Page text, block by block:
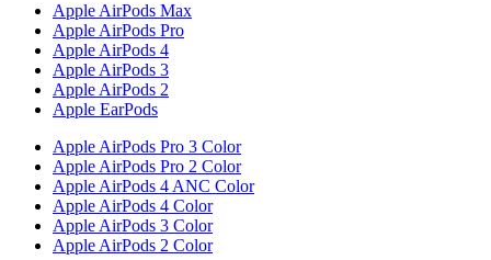
Apple AirPods Max
Apple AirPods Pro
Apple AirPods 4
Apple AirPods 3
Apple AirPods 2
Apple EarPods
Apple AirPods Pro 3 Color
Apple AirPods Pro 2 Color
Apple AirPods 4 ANC Color
Apple AirPods 4 Color
Apple AirPods 3 Color
Apple AirPods 2 Color